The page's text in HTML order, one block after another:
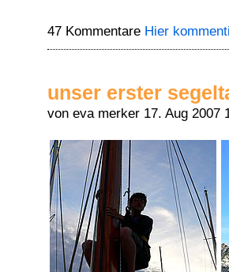
47 Kommentare Hier
unser erster
von eva merker 17. Aug 2007